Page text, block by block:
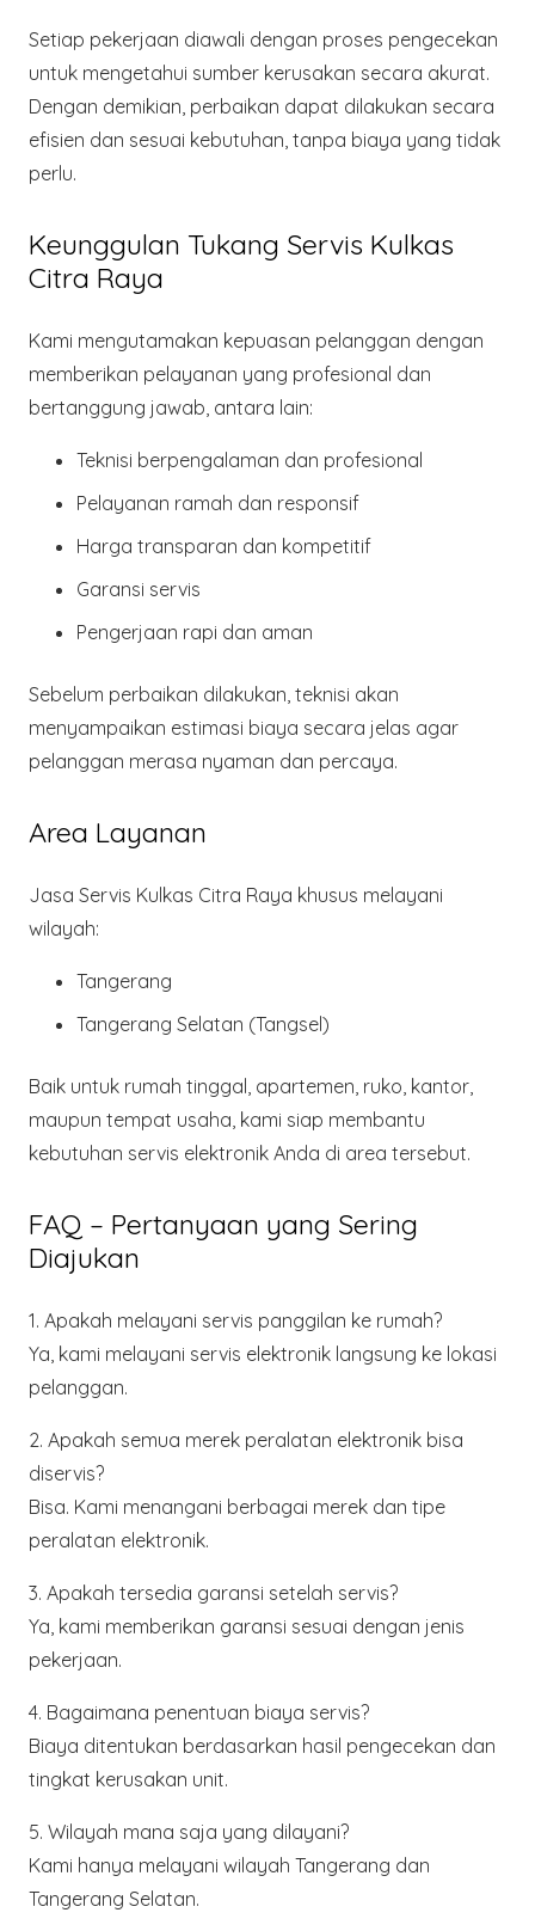
Setiap pekerjaan diawali dengan proses pengecekan
untuk mengetahui sumber kerusakan secara akurat.
Dengan demikian, perbaikan dapat dilakukan secara
efisien dan sesuai kebutuhan, tanpa biaya yang tidak
perlu.
Keunggulan Tukang Servis Kulkas
Citra Raya
Kami mengutamakan kepuasan pelanggan dengan
memberikan pelayanan yang profesional dan
bertanggung jawab, antara lain:
Teknisi berpengalaman dan profesional
Pelayanan ramah dan responsif
Harga transparan dan kompetitif
Garansi servis
Pengerjaan rapi dan aman
Sebelum perbaikan dilakukan, teknisi akan
menyampaikan estimasi biaya secara jelas agar
pelanggan merasa nyaman dan percaya.
Area Layanan
Jasa Servis Kulkas Citra Raya khusus melayani
wilayah:
Tangerang
Tangerang Selatan (Tangsel)
Baik untuk rumah tinggal, apartemen, ruko, kantor,
maupun tempat usaha, kami siap membantu
kebutuhan servis elektronik Anda di area tersebut.
FAQ – Pertanyaan yang Sering
Diajukan
1. Apakah melayani servis panggilan ke rumah?
Ya, kami melayani servis elektronik langsung ke lokasi
pelanggan.
2. Apakah semua merek peralatan elektronik bisa
diservis?
Bisa. Kami menangani berbagai merek dan tipe
peralatan elektronik.
3. Apakah tersedia garansi setelah servis?
Ya, kami memberikan garansi sesuai dengan jenis
pekerjaan.
4. Bagaimana penentuan biaya servis?
Biaya ditentukan berdasarkan hasil pengecekan dan
tingkat kerusakan unit.
5. Wilayah mana saja yang dilayani?
Kami hanya melayani wilayah Tangerang dan
Tangerang Selatan.